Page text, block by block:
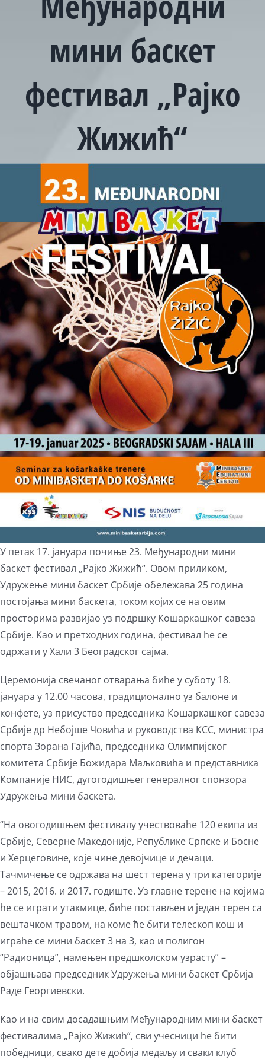
мини баскет
фестивал „Рајко
Жижић“
У петак 17. јaнуара почиње 23. Међународни мини
баскет фестивал „Рајко Жижић“. Овом приликом,
Удружење мини баскет Србије обележава 25 година
постојања мини баскета, током којих се на овим
просторима развијао уз подршку Кошаркашког савеза
Србије. Као и претходних година, фестивал ће се
одржати у Хали 3 Београдског сајма.
Церемонија свечаног отварања биће у суботу 18.
јануара у 12.00 часова, традиционално уз балоне и
конфете, уз присуство председника Кошаркашког савеза
Србије др Небојше Човића и руководства КСС, министра
спорта Зорана Гајића, председника Олимпијског
комитета Србије Божидара Маљковића и представника
Компаније НИС, дугогодишњег генералног спонзора
Удружења мини баскета.
“На овогодишњем фестивалу учествоваће 120 екипа из
Србије, Северне Македоније, Републике Српске и Босне
и Херцеговине, које чине девојчице и дечаци.
Тачмичење се одржава на шест терена у три категорије
– 2015, 2016. и 2017. годиште. Уз главне терене на којима
ће се играти утакмице, биће постављен и један терен са
вештачком травом, на коме ће бити телескоп кош и
играће се мини баскет 3 на 3, као и полигон
“Радионица”, намењен предшколском узрасту” –
објашњава председник Удружења мини баскет Србија
Раде Георгиевски.
Као и на свим досадашњим Међународним мини баскет
фестивалима „Рајко Жижић“, сви учесници ће бити
победници, свако дете добија медаљу и сваки клуб